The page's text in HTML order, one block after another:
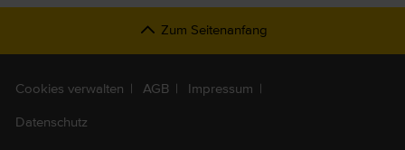
Zum Seitenanfang
Cookies verwalten AGB Impressum
Datenschutz